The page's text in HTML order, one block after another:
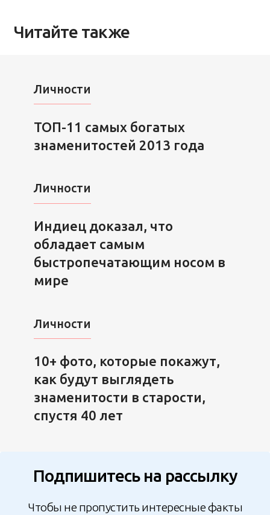
Читайте также
Личности
ТОП-11 самых богатых
знаменитостей 2013 года
Личности
Индиец доказал, что
обладает самым
быстропечатающим носом в
мире
Личности
10+ фото, которые покажут,
как будут выглядеть
знаменитости в старости,
спустя 40 лет
Подпишитесь на рассылку
Чтобы не пропустить интересные факты